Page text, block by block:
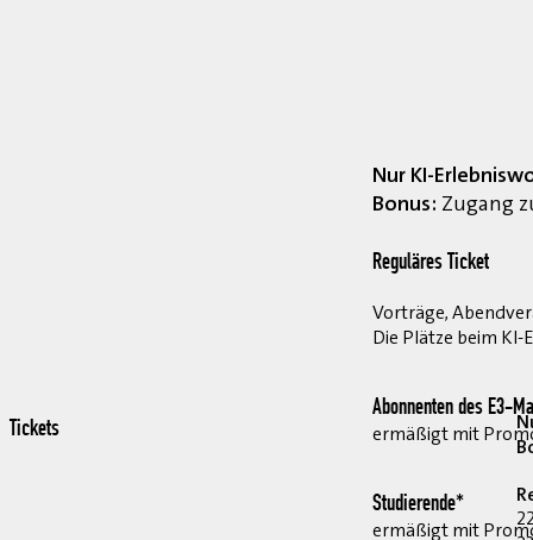
Nur KI-
Bonus: Zugang
Reguläres Ticket
Vorträge,
Die Plätze beim
Abonnenten des E3-
ermäßigt mit
Studierende*
ermäßigt mit
Tickets